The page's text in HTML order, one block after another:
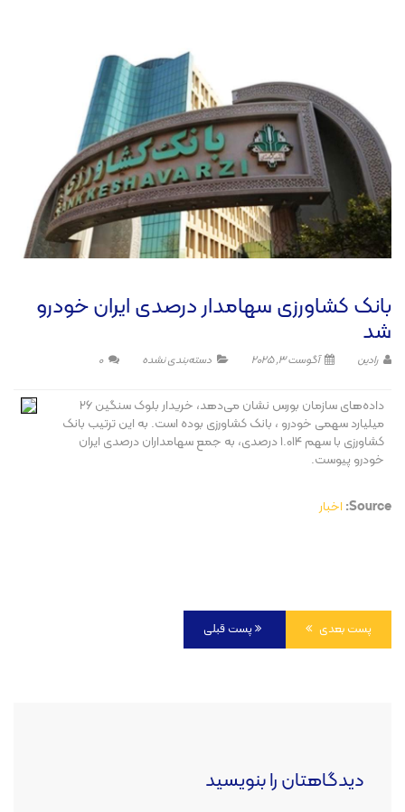
بانک کشاورزی سهامدار درصدی ایران خودرو
شد
رادین آگوست 3, 2025 دسته‌بندی نشده 0
داده‌های سازمان بورس نشان می‌دهد، خریدار بلوک سنگین 26
میلیارد سهمی خودرو ، بانک کشاورزی بوده است. به این ترتیب بانک
کشاورزی با سهم ۱.۰۱۴ درصدی، به جمع سهامداران درصدی ایران
خودرو پیوست.
Source: اخبار
پست قبلی پست بعدی
دیدگاهتان را بنویسید